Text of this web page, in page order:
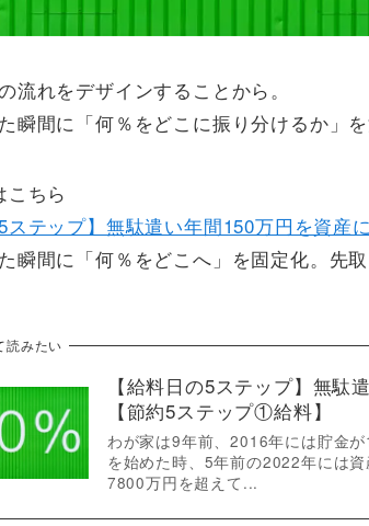
流れをデザインすることから。
瞬間に「何％をどこに振り分けるか」
ちら
ステップ】無駄遣い年間150万円を資産
瞬間に「何％をどこへ」を固定化。先
読みたい
【給料日の5ステップ】無駄
【節約5ステップ①給料】
わが家は9年前、2016年には貯金
を始めた時、5年前の2022年には
7800万円を超えて...